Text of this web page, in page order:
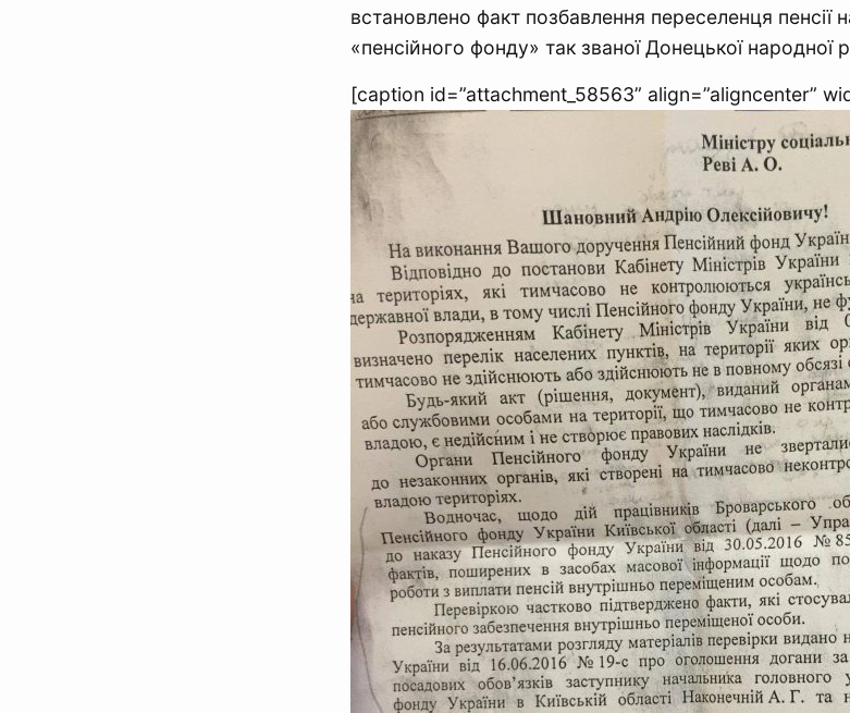
встановлено факт позбавлення переселенця пенсії
«пенсійного фонду» так званої Донецької народної
[caption id=”attachment_58563” align=”aligncenter”